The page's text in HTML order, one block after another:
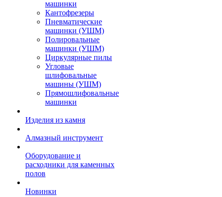
машинки
Кантофрезеры
Пневматические
машинки (УШМ)
Полировальные
машинки (УШМ)
Циркулярные пилы
Угловые
шлифовальные
машины (УШМ)
Прямошлифовальные
машинки
Изделия из камня
Алмазный инструмент
Оборудование и
расходники для каменных
полов
Новинки